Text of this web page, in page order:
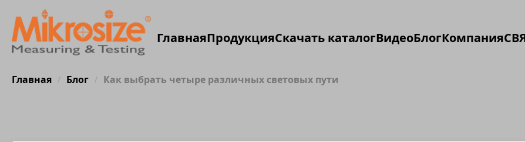
ГлавнаяПродукцияСкачать каталогВидеоБлогКомпания
Главная / Блог / Как выбрать четыре различных световых пути